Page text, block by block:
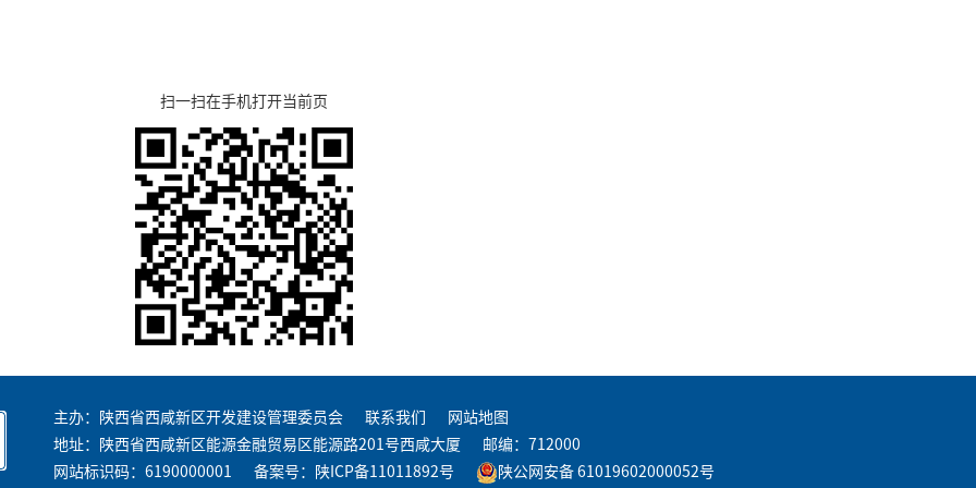
扫一扫在手机打开当前页
主办：陕西省西咸新区开发建设管理委员会 联系我们
网站地图
地址：陕西省西咸新区能源金融贸易区能源路201号西咸大厦
邮编：712000
网站标识码：6190000001
备案号： 陕ICP备11011892号 陕公网安备 61019602000052号